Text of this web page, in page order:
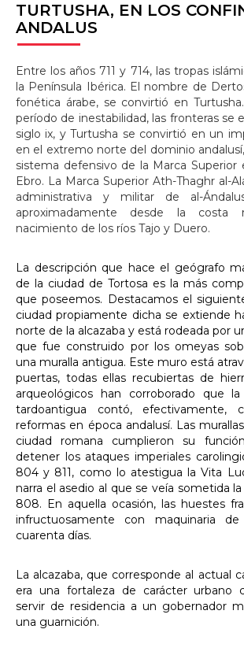
TURTUSHA, EN LOS
ANDALUS
Entre los años 711 y 714, las tropas
la Península Ibérica. El nombre de
fonética árabe, se convirtió en
período de inestabilidad, las fronteras se
siglo ix, y Turtusha se convirtió en un
en el extremo norte del dominio
sistema defensivo de la Marca Superior
Ebro. La Marca Superior Ath-Thaghr al-
administrativa y militar de al-
aproximadamente desde la costa
nacimiento de los ríos Tajo y Duero.
La descripción que hace el geógrafo
de la ciudad de Tortosa es la más
que poseemos. Destacamos el
ciudad propiamente dicha se extiende
norte de la alcazaba y está rodeada por
que fue construido por los omeyas
una muralla antigua. Este muro está
puertas, todas ellas recubiertas de
arqueológicos han corroborado que
tardoantigua contó, efectivamente,
reformas en época andalusí. Las
ciudad romana cumplieron su
detener los ataques imperiales
804 y 811, como lo atestigua la Vita
narra el asedio al que se veía sometida
808. En aquella ocasión, las huestes
infructuosamente con maquinaria
cuarenta días.
La alcazaba, que corresponde al actual
era una fortaleza de carácter urbano
servir de residencia a un gobernador
una guarnición.